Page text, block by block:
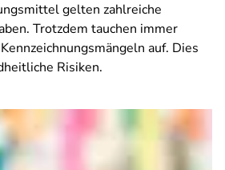
gelten zahlreiche
Trotzdem tauchen immer
auf. Dies
Risiken.